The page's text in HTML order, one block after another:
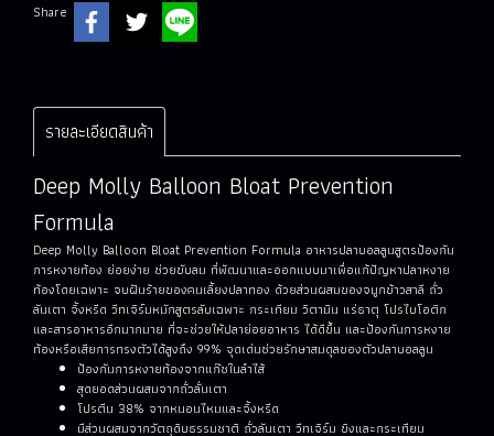
Share
รายละเอียดสินค้า
Deep Molly Balloon Bloat Prevention
Formula
Deep Molly Balloon Bloat Prevention Formula อาหารปลาบอลลูนสูตรป้องกัน
การหงายท้อง ย่อยง่าย ช่วยขับลม ที่พัฒนาและออกแบบมาเพื่อแก้ปัญหาปลาหงาย
ท้องโดยเฉพาะ จบฝันร้ายของคนเลี้ยงปลาทอง ด้วยส่วนผสมของจมูกข้าวสาลี ถั่ว
ลันเตา จิ้งหรีด วีทเจิร์มหมักสูตรลับเฉพาะ กระเทียม วิตามิน แร่ธาตุ โปรไบโอติก
และสารอาหารอีกมากมาย ที่จะช่วยให้ปลาย่อยอาหาร ได้ดีขึ้น และป้องกันการหงาย
ท้องหรือเสียการทรงตัวได้สูงถึง 99% จุดเด่นช่วยรักษาสมดุลของตัวปลาบอลลูน
ป้องกันการหงายท้องจากแก๊ชในลำไส้
สุดยอดส่วนผสมจากถั่วลั่นเตา
โปรตีน 38% จากหนอนไหมและจิ้งหรีด
มีส่วนผสมจากวัตถุดิบธรรมชาติ ถั่วลันเตา วีทเจิร์ม ขิงและกระเทียม